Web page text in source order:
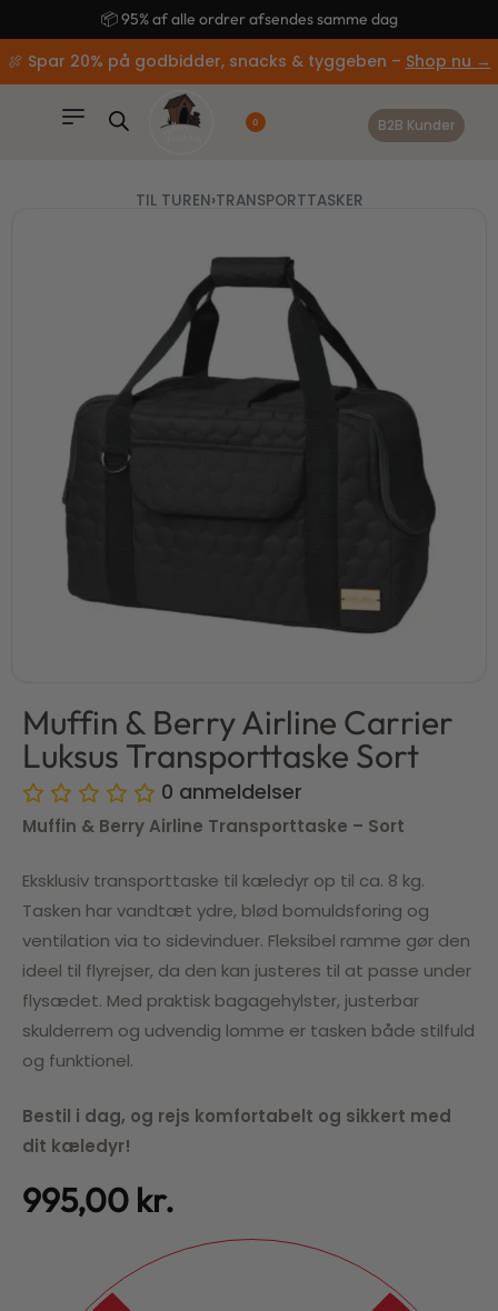
🚚 Gratis fragt ved køb over 499,-
🍖 Spar 20% på godbidder, snacks & tyggeben – Shop nu →
0 B2B Kunder
TIL TUREN›TRANSPORTTASKER
Muffin & Berry Airline Carrier
Luksus Transporttaske Sort
0 anmeldelser
Muffin & Berry Airline Transporttaske – Sort
Eksklusiv transporttaske til kæledyr op til ca. 8 kg.
Tasken har vandtæt ydre, blød bomuldsforing og
ventilation via to sidevinduer. Fleksibel ramme gør den
ideel til flyrejser, da den kan justeres til at passe under
flysædet. Med praktisk bagagehylster, justerbar
skulderrem og udvendig lomme er tasken både stilfuld
og funktionel.
Bestil i dag, og rejs komfortabelt og sikkert med
dit kæledyr!
995,00 kr.